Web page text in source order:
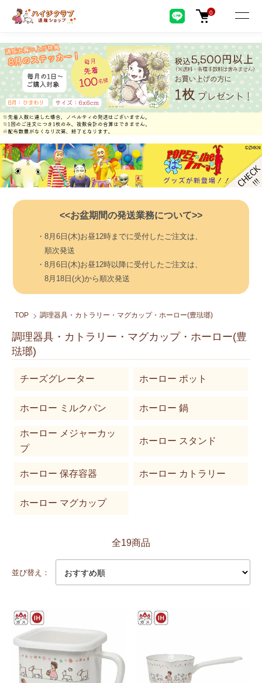
0
<<お盆期間の発送業務について>>
・8月6日(木)お昼12時までに受付したご注文は、
順次発送
・8月6日(木)お昼12時以降に受付したご注文は、
8月18日(火)から順次発送
TOP 調理器具・カトラリー・マグカップ・ホーロー(豊琺瑯)
調理器具・カトラリー・マグカップ・ホーロー(豊
琺瑯)
カテゴリー一覧
チーズグレーター ホーロー ポット
ホーロー ミルクパン ホーロー 鍋
ホーロー メジャーカッ
プ
ホーロー スタンド
ホーロー 保存容器 ホーロー カトラリー
ホーロー マグカップ
全19商品
並び替え：